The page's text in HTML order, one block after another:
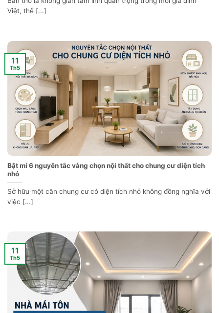
Việt, thể [...]
Bật mí 6 nguyên tắc vàng chọn nội thất cho chung cư diện tích
nhỏ
Sở hữu một căn chung cư có diện tích nhỏ không đồng nghĩa với
việc [...]
11
Th5
11
Th5